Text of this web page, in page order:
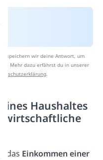
speichern wir deine Antwort, um
Mehr dazu erfährst du in unserer
.
Haushaltes
das Einkommen einer